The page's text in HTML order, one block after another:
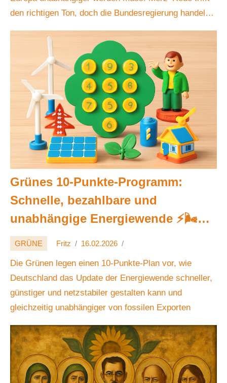
den richtigen Ton, doch die Bundesregierung handele
Grünes 10-Punkte-Programm:
Schnelle, bezahlbare und
unabhängige Energiewende ⚡️🌬️🌞
🔋💶🇩🇪
GRÜNE Fritz 16.02.2026
Die Grünen legen einen 10-Punkte-Plan vor, wie
Deutschland das Update der Energiewende schneller,
günstiger und netzstabiler gestalten kann und
gleichzeitig unabhängiger von fossilen Exporten